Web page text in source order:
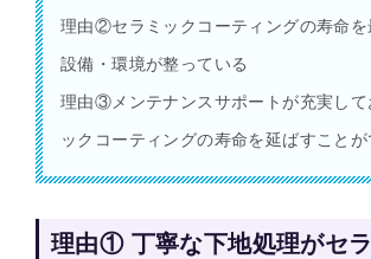
理由②セラミックコーティングの寿命を
設備・環境が整っている
理由③メンテナンスサポートが充実して
ックコーティングの寿命を延ばすことが
理由① 丁寧な下地処理がセ